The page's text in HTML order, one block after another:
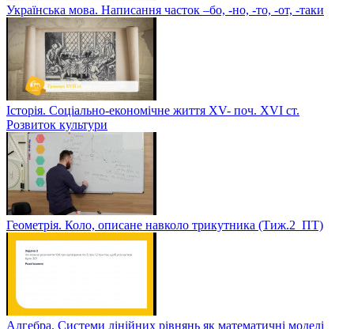
Українська мова. Написання часток –бо, -но, -то, -от, -таки
Історія. Соціально-економічне життя XV- поч. XVI ст.
Розвиток культури
Геометрія. Коло, описане навколо трикутника (Тиж.2_ПТ)
Алгебра. Системи лінійних рівнянь як математичні моделі